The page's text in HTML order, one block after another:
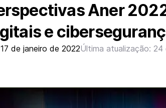
Aner
e
17 de janeiro de 2022Última atualização: